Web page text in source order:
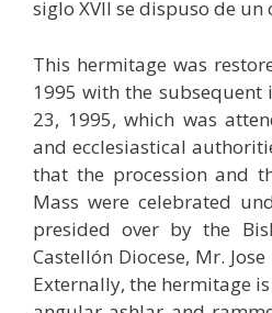
siglo XVII se dispuso de un
This hermitage was
1995 with the
23, 1995, which was
and ecclesiastical
that the procession and
Mass were celebrated
presided over by the
Castellón Diocese, Mr.
Externally, the hermitage